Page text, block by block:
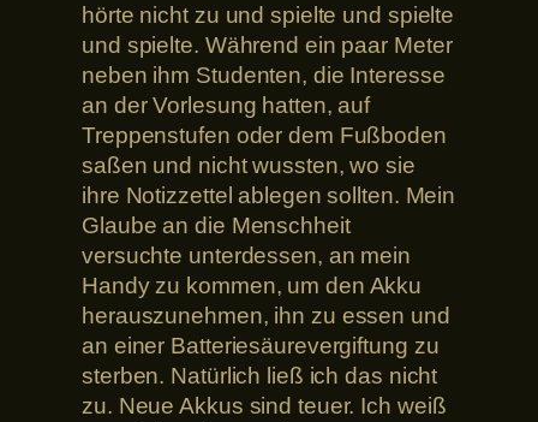
hörte nicht zu und spielte und spielte
und spielte. Während ein paar Meter
neben ihm Studenten, die Interesse
an der Vorlesung hatten, auf
Treppenstufen oder dem Fußboden
saßen und nicht wussten, wo sie
ihre Notizzettel ablegen sollten. Mein
Glaube an die Menschheit
versuchte unterdessen, an mein
Handy zu kommen, um den Akku
herauszunehmen, ihn zu essen und
an einer Batteriesäurevergiftung zu
sterben. Natürlich ließ ich das nicht
zu. Neue Akkus sind teuer. Ich weiß